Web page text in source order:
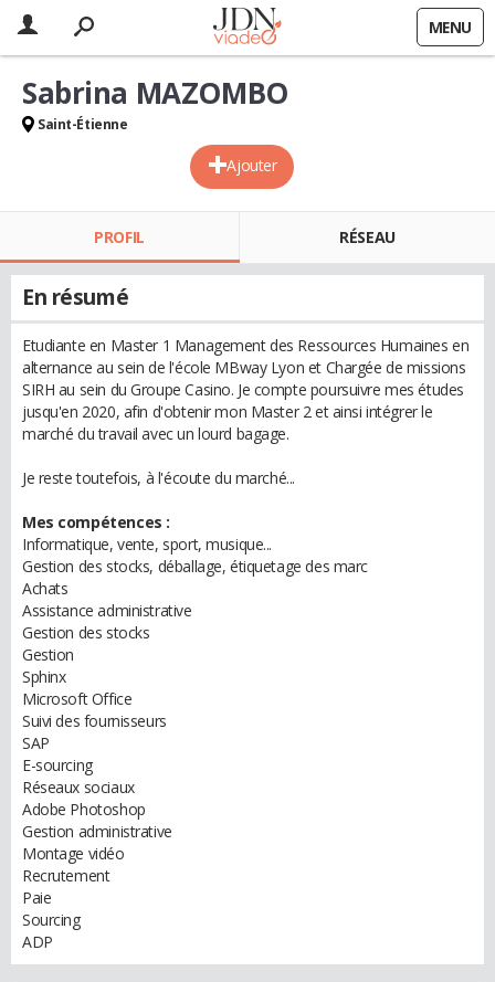
MENU
Ajouter
Sabrina MAZOMBO
Saint-Étienne
PROFIL RÉSEAU
En résumé
Etudiante en Master 1 Management des Ressources Humaines en
alternance au sein de l'école MBway Lyon et Chargée de missions
SIRH au sein du Groupe Casino. Je compte poursuivre mes études
jusqu'en 2020, afin d'obtenir mon Master 2 et ainsi intégrer le
marché du travail avec un lourd bagage.
Je reste toutefois, à l'écoute du marché...
Mes compétences :
Informatique, vente, sport, musique...
Gestion des stocks, déballage, étiquetage des marc
Achats
Assistance administrative
Gestion des stocks
Gestion
Sphinx
Microsoft Office
Suivi des fournisseurs
SAP
E-sourcing
Réseaux sociaux
Adobe Photoshop
Gestion administrative
Montage vidéo
Recrutement
Paie
Sourcing
ADP